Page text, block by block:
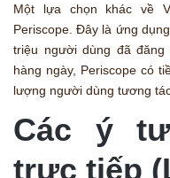
Một lựa chọn khác về
Periscope. Đây là ứng
triệu người dùng đã
hàng ngày, Periscope có
lượng người dùng tương
Các ý
trực tiếp